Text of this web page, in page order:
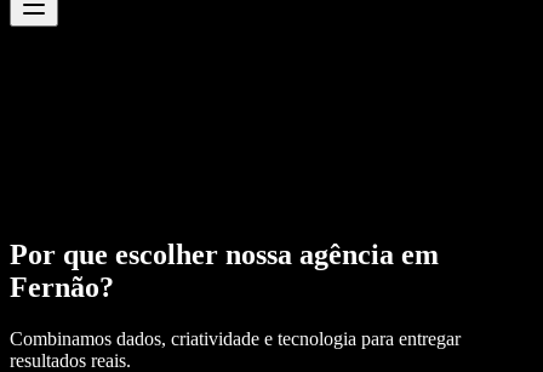
Por que escolher nossa agência em
Fernão?
Combinamos dados, criatividade e tecnologia para entregar
resultados reais.